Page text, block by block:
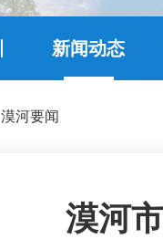
新闻动态
漠河要闻
漠河